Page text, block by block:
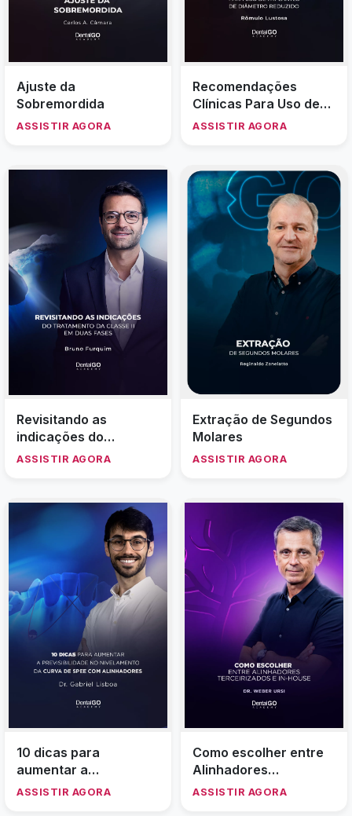
Ajuste da
Sobremordida
ASSISTIR AGORA
Recomendações
Clínicas Para Uso de
Implantes de
ASSISTIR AGORA
Revisitando as
indicações do
tratamento da classe II
ASSISTIR AGORA
Extração de Segundos
Molares
ASSISTIR AGORA
10 dicas para
aumentar a
previsibilidade no
ASSISTIR AGORA
Como escolher entre
Alinhadores
Terceirizados e In-
ASSISTIR AGORA